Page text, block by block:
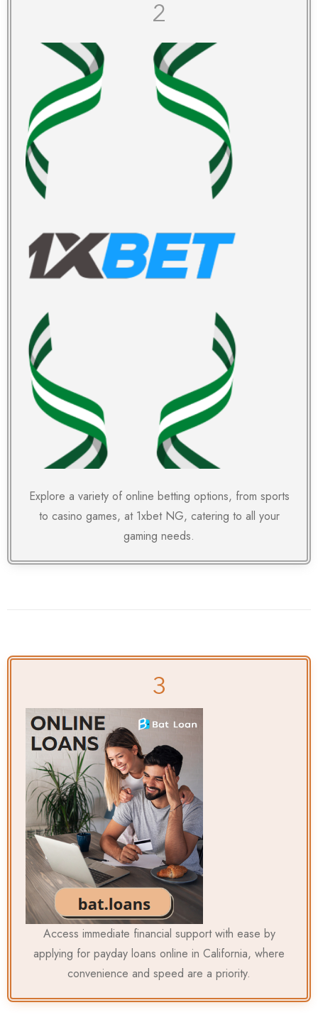
Explore a variety of online betting options, from sports
to casino games, at 1xbet NG, catering to all your
gaming needs.
Access immediate financial support with ease by
applying for payday loans online in California, where
convenience and speed are a priority.